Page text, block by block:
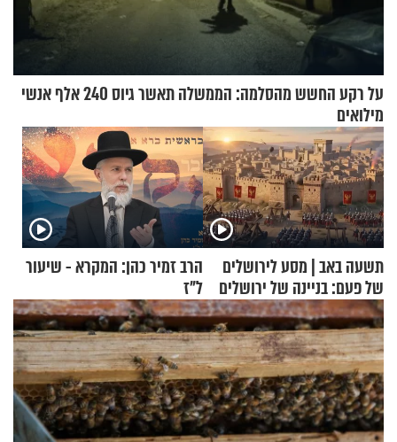
על רקע החשש מהסלמה: הממשלה תאשר גיוס 240 אלף אנשי
מילואים
תשעה באב | מסע לירושלים
של פעם: בניינה של ירושלים
הרב זמיר כהן: המקרא - שיעור
ל"ז